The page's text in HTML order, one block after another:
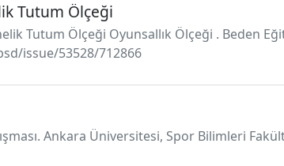
Tutum Ölçeği
Tutum Ölçeği Oyunsallık Ölçeği . Beden
issue/53528/712866
Ankara Üniversitesi, Spor Bilimleri